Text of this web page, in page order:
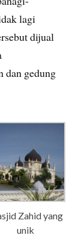
lagi
dijual
dan gedung
Zahid yang
unik